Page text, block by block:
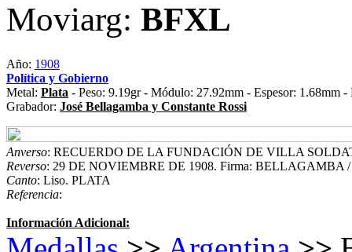
Moviarg: BFXL
Año: 1908
Política y Gobierno
Metal: Plata - Peso: 9.19gr - Módulo: 27.92mm - Espesor: 1.68mm -
Grabador: José Bellagamba y Constante Rossi
Anverso: RECUERDO DE LA FUNDACIÓN DE VILLA
Reverso: 29 DE NOVIEMBRE DE 1908. Firma: BELLAGAMBA /
Canto: Liso. PLATA
Referencia:
Información Adicional: